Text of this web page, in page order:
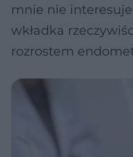
mnie nie
wkładka
rozrostem